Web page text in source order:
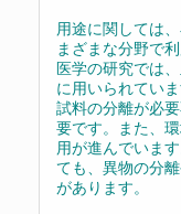
用途に関しては
まざまな分野で
医学の研究では
に用いられてい
試料の分離が必
要です。また、
用が進んでいま
ても、異物の分
があります。